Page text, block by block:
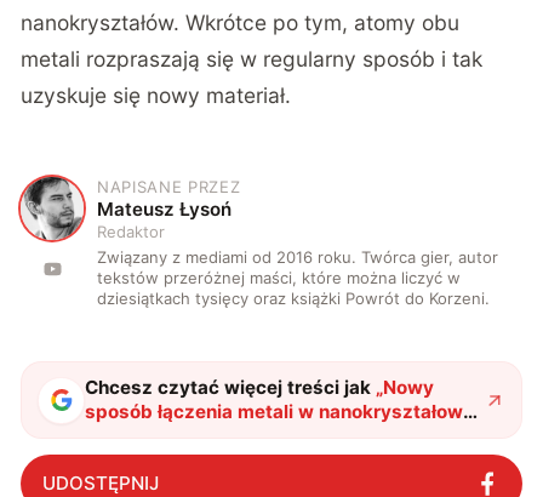
nanokryształów. Wkrótce po tym, atomy obu
metali rozpraszają się w regularny sposób i tak
uzyskuje się nowy materiał.
M
NAPISANE PRZEZ
Mateusz Łysoń
Redaktor
Związany z mediami od 2016 roku. Twórca gier, autor
tekstów przeróżnej maści, które można liczyć w
dziesiątkach tysięcy oraz książki Powrót do Korzeni.
Chcesz czytać więcej treści jak „Nowy
sposób łączenia metali w nanokryształową
strukturę. Na papierze to rewolucja"?
UDOSTĘPNIJ